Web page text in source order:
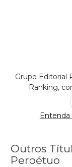
Grupo Editorial
Ranking,
Entenda
Outros
Perpétuo